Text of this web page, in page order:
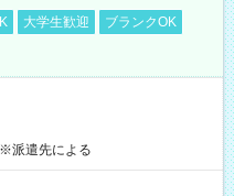
大学生歓迎
ブランクOK
派遣先による